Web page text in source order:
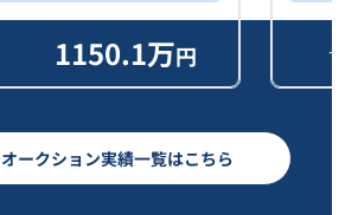
1150.1万円 セ
オークション実績一覧はこちら